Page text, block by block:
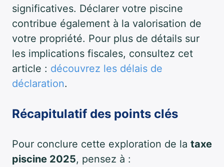
significatives. Déclarer votre piscine
contribue également à la valorisation de
votre propriété. Pour plus de détails sur
les implications fiscales, consultez cet
article : découvrez les délais de
déclaration.
Récapitulatif des points clés
Pour conclure cette exploration de la taxe
piscine 2025, pensez à :